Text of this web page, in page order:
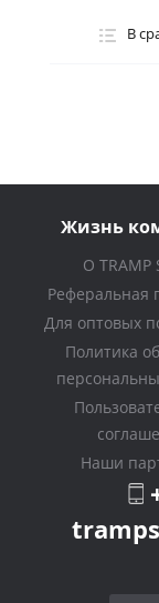
В
Жизнь
О TRAMP
Реферальная
Для оптовых
Политика
Наши